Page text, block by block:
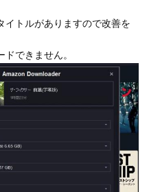
イトルがありますので改善を
できません。